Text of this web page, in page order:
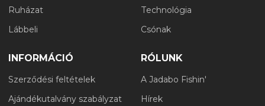
Ruházat
Lábbeli
Technológia
Csónak
INFORMÁCIÓ
Szerződési feltételek
Ajándékutalvány szabályzat
RÓLUNK
A Jadabo Fishin'
Hírek